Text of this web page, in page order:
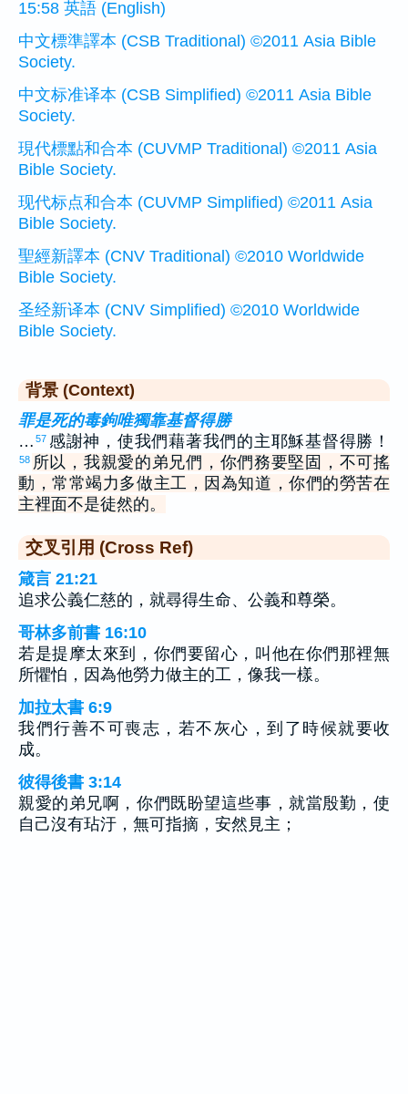
15:58 英語 (English)
中文標準譯本 (CSB Traditional) ©2011 Asia Bible
Society.
中文标准译本 (CSB Simplified) ©2011 Asia Bible
Society.
現代標點和合本 (CUVMP Traditional) ©2011 Asia
Bible Society.
现代标点和合本 (CUVMP Simplified) ©2011 Asia
Bible Society.
聖經新譯本 (CNV Traditional) ©2010 Worldwide
Bible Society.
圣经新译本 (CNV Simplified) ©2010 Worldwide
Bible Society.
背景 (Context)
罪是死的毒鉤唯獨靠基督得勝
… 57 感謝神，使我們藉著我們的主耶穌基督得勝！
58 所以，我親愛的弟兄們，你們務要堅固，不可搖
動，常常竭力多做主工，因為知道，你們的勞苦在
主裡面不是徒然的。
交叉引用 (Cross Ref)
箴言 21:21
追求公義仁慈的，就尋得生命、公義和尊榮。
哥林多前書 16:10
若是提摩太來到，你們要留心，叫他在你們那裡無
所懼怕，因為他勞力做主的工，像我一樣。
加拉太書 6:9
我們行善不可喪志，若不灰心，到了時候就要收
成。
彼得後書 3:14
親愛的弟兄啊，你們既盼望這些事，就當殷勤，使
自己沒有玷汙，無可指摘，安然見主；